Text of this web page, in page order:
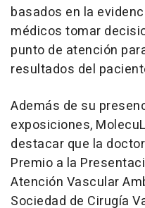
basados en la
médicos tomar
punto de atención
resultados del
Además de su
exposiciones,
destacar que la
Premio a la
Atención Vascular
Sociedad de Cirugía